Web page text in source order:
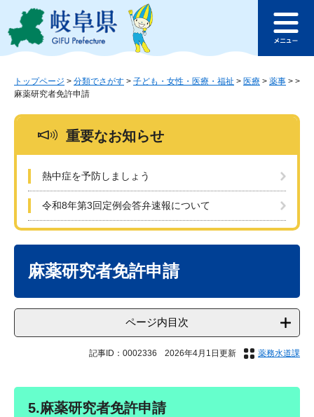
ジ
ュ
このページの本文へ
ュ
トップページ > 分類でさがす > 子ども・女性・医療・福祉 > 医療 > 薬事 > >
麻薬研究者免許申請
重要なお知らせ
熱中症を予防しましょう
令和8年第3回定例会答弁速報について
麻薬研究者免許申請
ページ内目次
記事ID：0002336 2026年4月1日更新 薬務水道課
5.麻薬研究者免許申請